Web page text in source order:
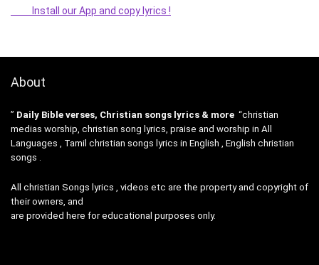
Install our App and copy lyrics !
About
” Daily Bible verses, Christian songs lyrics & more “christian
medias worship, christian song lyrics, praise and worship in All
Languages , Tamil christian songs lyrics in English , English christian
songs .
All christian Songs lyrics , videos etc are the property and copyright of
their owners, and
are provided here for educational purposes only.